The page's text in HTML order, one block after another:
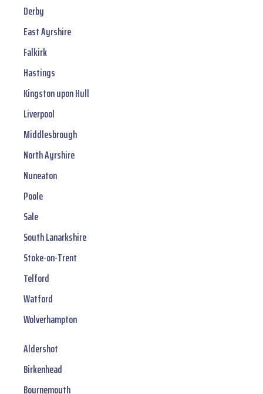
Derby
East Ayrshire
Falkirk
Hastings
Kingston upon Hull
Liverpool
Middlesbrough
North Ayrshire
Nuneaton
Poole
Sale
South Lanarkshire
Stoke-on-Trent
Telford
Watford
Wolverhampton
Aldershot
Birkenhead
Bournemouth